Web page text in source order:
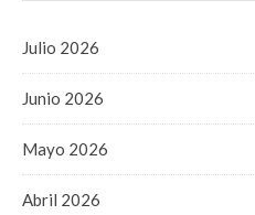
Julio 2026
Junio 2026
Mayo 2026
Abril 2026